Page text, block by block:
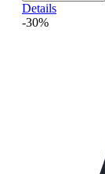
Details
-30%